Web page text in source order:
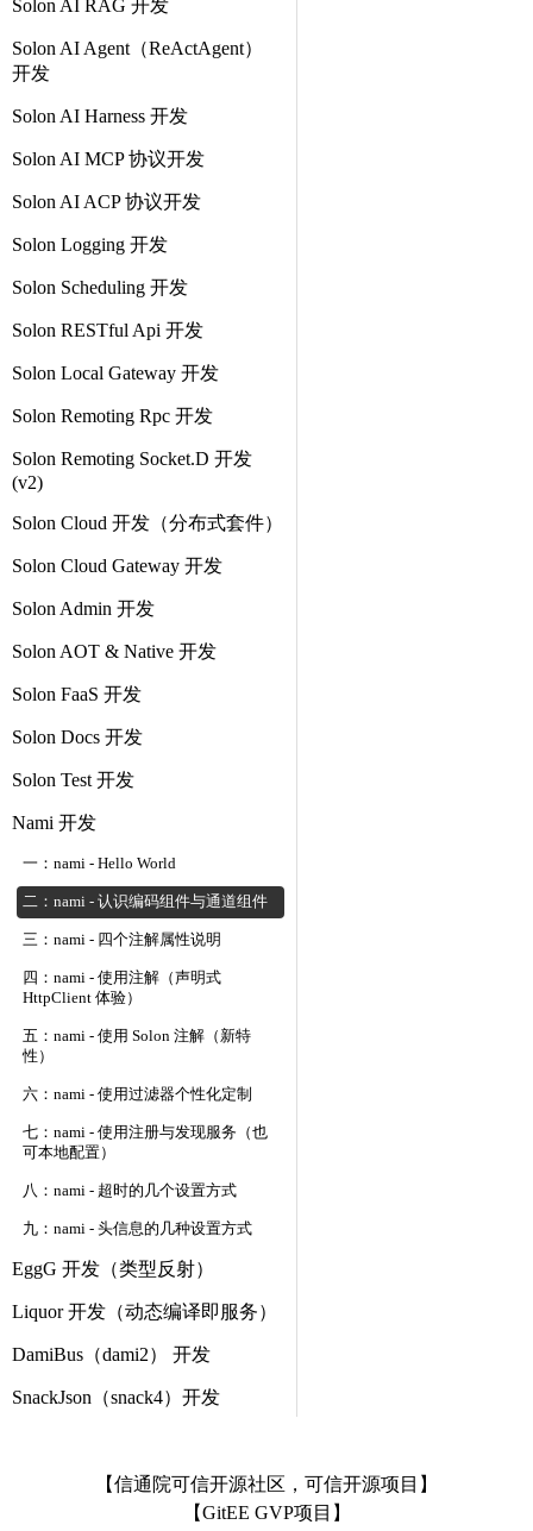
Solon AI RAG 开发
Solon AI Agent（ReActAgent）
开发
Solon AI Harness 开发
Solon AI MCP 协议开发
Solon AI ACP 协议开发
Solon Logging 开发
Solon Scheduling 开发
Solon RESTful Api 开发
Solon Local Gateway 开发
Solon Remoting Rpc 开发
Solon Remoting Socket.D 开发
(v2)
Solon Cloud 开发（分布式套件）
Solon Cloud Gateway 开发
Solon Admin 开发
Solon AOT & Native 开发
Solon FaaS 开发
Solon Docs 开发
Solon Test 开发
Nami 开发
一：nami - Hello World
二：nami - 认识编码组件与通道组件
三：nami - 四个注解属性说明
四：nami - 使用注解（声明式
HttpClient 体验）
五：nami - 使用 Solon 注解（新特
性）
六：nami - 使用过滤器个性化定制
七：nami - 使用注册与发现服务（也
可本地配置）
八：nami - 超时的几个设置方式
九：nami - 头信息的几种设置方式
EggG 开发（类型反射）
Liquor 开发（动态编译即服务）
DamiBus（dami2） 开发
SnackJson（snack4）开发
【信通院可信开源社区，可信开源项目】
【GitEE GVP项目】